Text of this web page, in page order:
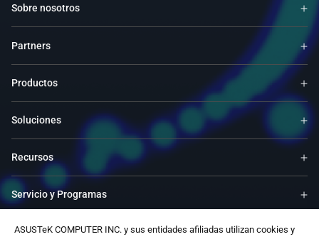
ASUSTeK COMPUTER INC. y sus entidades afiliadas utilizan cookies y
Sobre nosotros
Partners
Productos
Soluciones
Recursos
Servicio y Programas
Apoyo